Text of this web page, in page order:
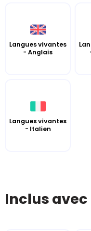
Langues vivantes
- Anglais
Langues vivantes
- Italien
Inclus